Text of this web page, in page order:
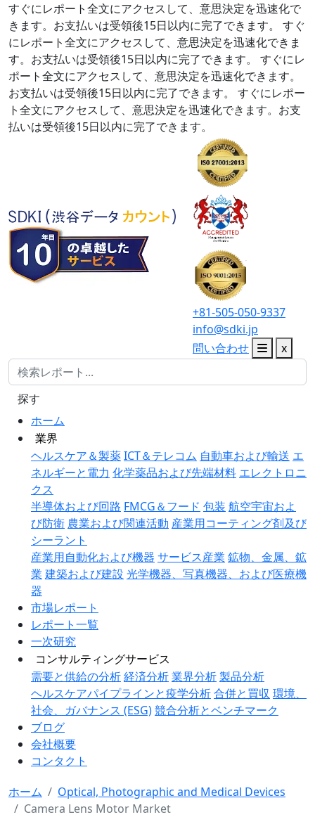
すぐにレポート全文にアクセスして、意思決定を迅速化で
きます。お支払いは受領後15日以内に完了できます。
すぐ
にレポート全文にアクセスして、意思決定を迅速化できま
す。お支払いは受領後15日以内に完了できます。
すぐにレ
ポート全文にアクセスして、意思決定を迅速化できます。
お支払いは受領後15日以内に完了できます。
すぐにレポー
ト全文にアクセスして、意思決定を迅速化できます。お支
払いは受領後15日以内に完了できます。
+81-505-050-9337
info@sdki.jp
問い合わせ
x
ホーム
業界
ヘルスケア＆製薬ICT＆テレコム 自動車および輸送 エ
ネルギーと電力 化学薬品および先端材料 エレクトロニ
クス
半導体および回路 FMCG＆フード 包装 航空宇宙およ
び防衛 農業および関連活動 産業用コーティング剤及び
シーラント
産業用自動化および機器 サービス産業 鉱物、金属、鉱
業 建築および建設 光学機器、写真機器、および医療機
器
市場レポート
レポート一覧
一次研究
コンサルティングサービス
需要と供給の分析経済分析業界分析製品分析
ヘルスケアパイプラインと疫学分析合併と買収 環境、
社会、ガバナンス (ESG)競合分析とベンチマーク
ブログ
会社概要
コンタクト
探す
ホーム
Optical, Photographic and Medical Devices
Camera Lens Motor Market